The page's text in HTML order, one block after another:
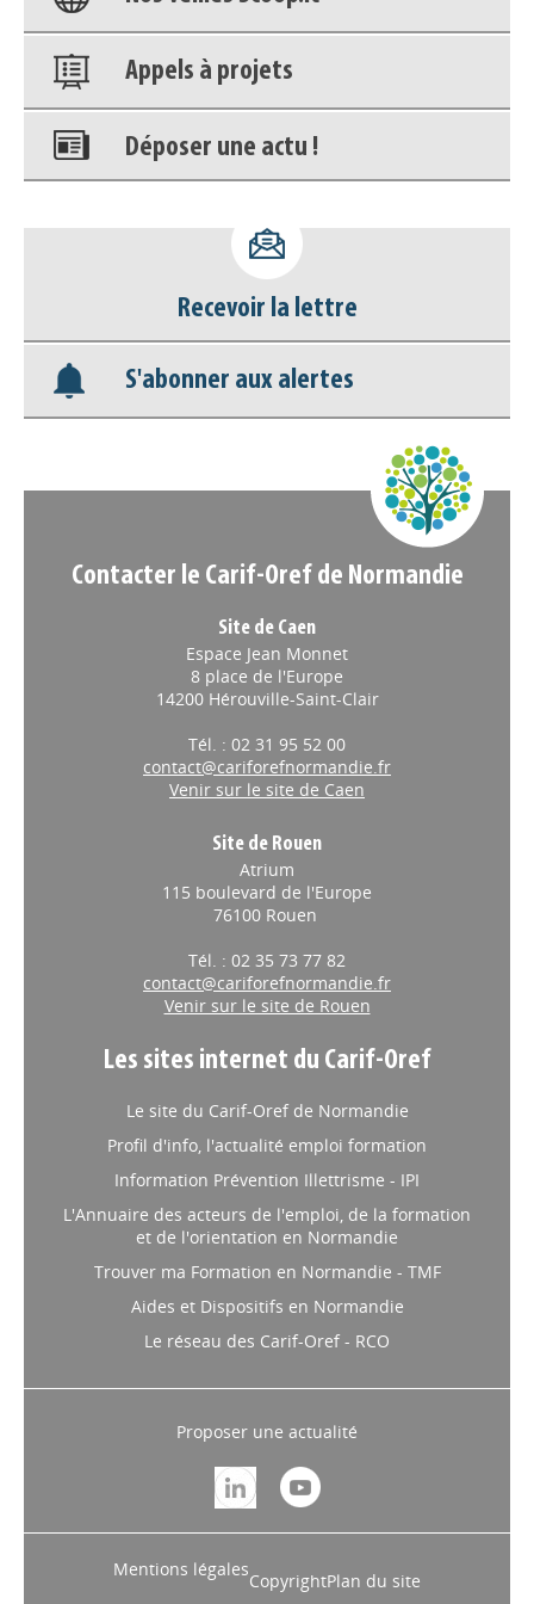
Appels à projets
Déposer une actu !
déconnecter)
Base documentaire
Nos veilles Scoop.it
Recevoir la lettre
S'abonner aux alertes
Contacter le Carif-Oref de Normandie
Site de Caen
Espace Jean Monnet
8 place de l'Europe
Tél. : 02 31 95 52 00
contact@cariforefnormandie.fr
Venir sur le site de Caen
Site de Rouen
Atrium
115 boulevard de l'Europe
Tél. : 02 35 73 77 82
contact@cariforefnormandie.fr
Venir sur le site de Rouen
Les sites internet du Carif-Oref
Profil d'info, l'actualité emploi formation
L'Annuaire des acteurs de l'emploi, de la formation
Aides et Dispositifs en Normandie
Proposer une actualité
Mentions légales
Copyright